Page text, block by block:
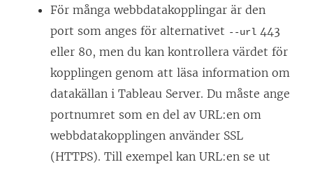
För många webbdatakopplingar är den
port som anges för alternativet --url 443
eller 80, men du kan kontrollera värdet för
kopplingen genom att läsa information om
datakällan i Tableau Server. Du måste ange
portnumret som en del av URL:en om
webbdatakopplingen använder SSL
(HTTPS). Till exempel kan URL:en se ut